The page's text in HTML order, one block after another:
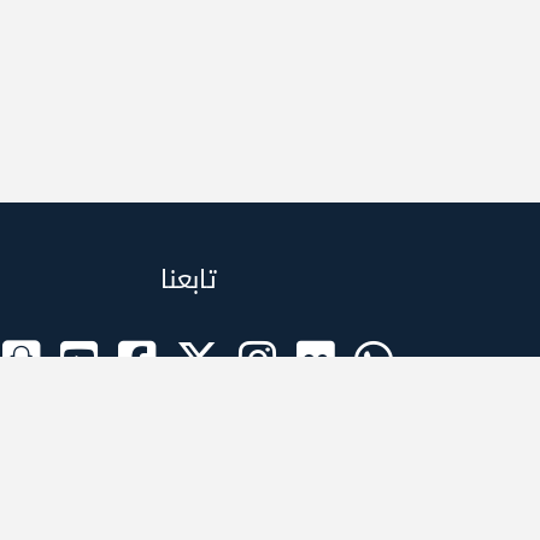
تابعنا